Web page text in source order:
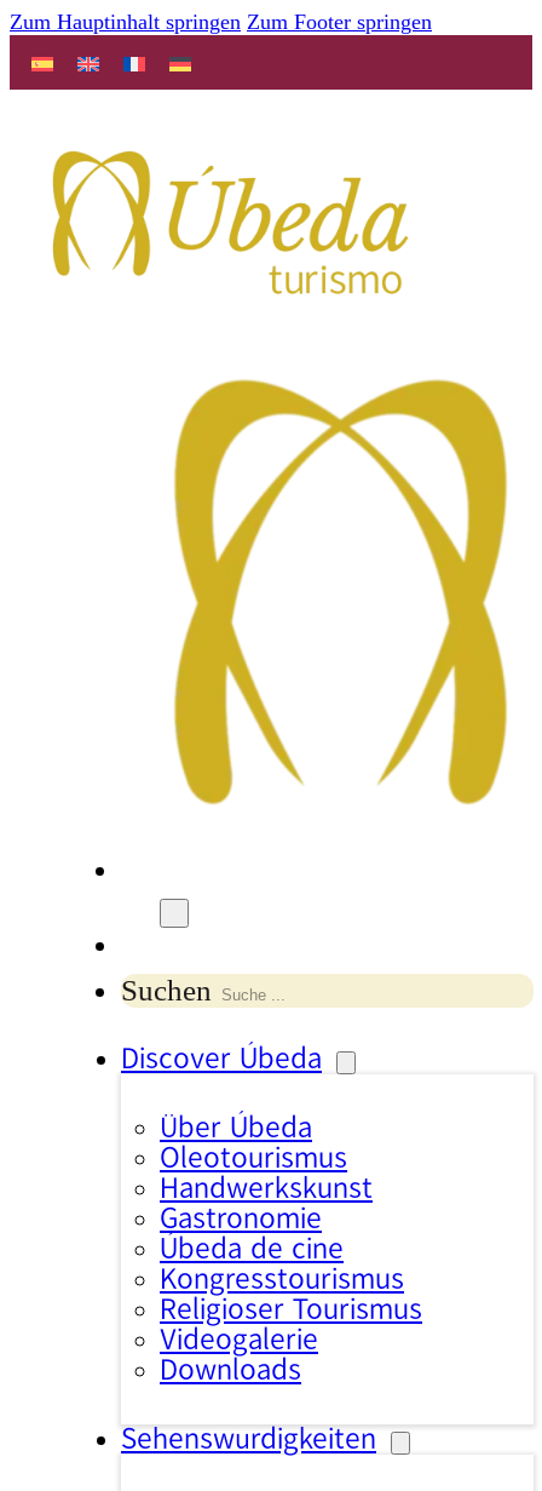
Zum Hauptinhalt springen Zum Footer springen
Suchen
Discover Úbeda
Über Úbeda
Oleotourismus
Handwerkskunst
Gastronomie
Úbeda de cine
Kongresstourismus
Religiöser Tourismus
Videogalerie
Downloads
Sehenswürdigkeiten